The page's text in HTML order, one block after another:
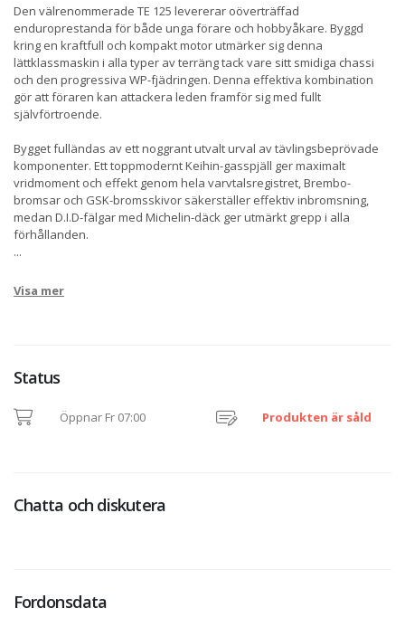
Den välrenommerade TE 125 levererar oöverträffad
enduroprestanda för både unga förare och hobbyåkare. Byggd
kring en kraftfull och kompakt motor utmärker sig denna
lättklassmaskin i alla typer av terräng tack vare sitt smidiga chassi
och den progressiva WP-fjädringen. Denna effektiva kombination
gör att föraren kan attackera leden framför sig med fullt
självförtroende.
Bygget fulländas av ett noggrant utvalt urval av tävlingsbeprövade
komponenter. Ett toppmodernt Keihin-gasspjäll ger maximalt
vridmoment och effekt genom hela varvtalsregistret, Brembo-
bromsar och GSK-bromsskivor säkerställer effektiv inbromsning,
medan D.I.D-fälgar med Michelin-däck ger utmärkt grepp i alla
förhållanden.
...
Visa mer
Status
Öppnar Fr 07:00 Produkten är såld
Chatta och diskutera
Fordonsdata